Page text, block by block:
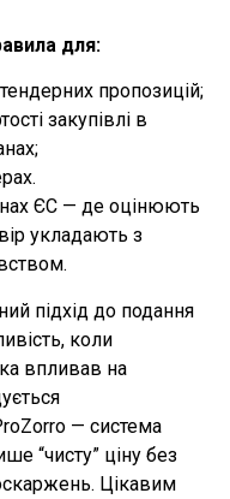
для:
пропозицій;
закупівлі в
ЄС — де оцінюють
укладають з
підхід до подання
коли
впливав на
— система
“чисту” ціну без
Цікавим